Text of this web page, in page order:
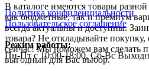
В каталоге имеются товары
как бюджетные, так и премиум
всегда актуальны и доступны.
товара? Не откладывайте покупку,
сейчас! Мы поможем вам сделать
выгодный для Вас выбор.
Политика конфиденциальности
Пользовательское соглашение
Режим работы:
Пн-Пт с 10:00-18:00, Сб-Вс